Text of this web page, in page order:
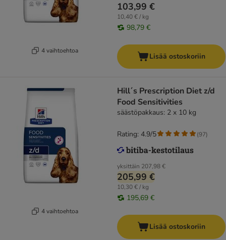
4 vaihtoehtoa
103,99 €
10,40 € / kg
98,79 €
Lisää ostoskoriin
4 vaihtoehtoa
Hill´s Prescription Diet z/d
Food Sensitivities
säästöpakkaus: 2 x 10 kg
yksittäin 207,98 €
205,99 €
10,30 € / kg
195,69 €
Rating: 4.9/5 (97)
Lisää ostoskoriin